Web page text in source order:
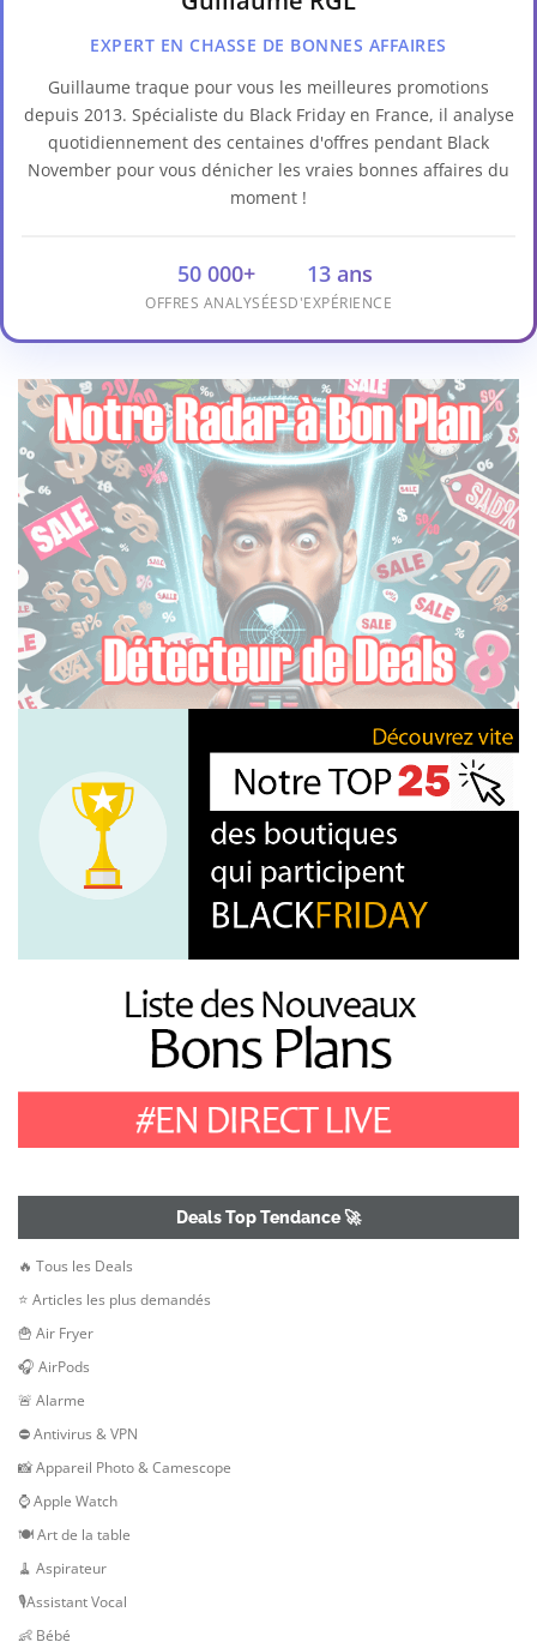
EXPERT EN CHASSE DE BONNES AFFAIRES
Guillaume traque pour vous les meilleures promotions
depuis 2013. Spécialiste du Black Friday en France, il analyse
quotidiennement des centaines d'offres pendant Black
November pour vous dénicher les vraies bonnes affaires du
moment !
50 000+
OFFRES ANALYSÉES
13 ans
D'EXPÉRIENCE
Deals Top Tendance 🚀
🔥 Tous les Deals
⭐ Articles les plus demandés
🍟 Air Fryer
🎧 AirPods
🚨 Alarme
⛔ Antivirus & VPN
📸 Appareil Photo & Camescope
⌚ Apple Watch
🍽 Art de la table
🧹 Aspirateur
🎙Assistant Vocal
👶 Bébé